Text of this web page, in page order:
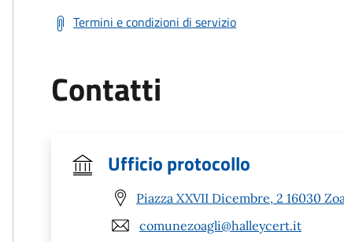
Termini e condizioni di servizio
Contatti
Ufficio protocollo
Piazza XXVII Dicembre, 2 16030
comunezoagli@halleycert.it